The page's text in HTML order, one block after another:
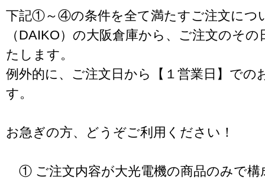
下記①～④の条件を全て満たすご注文につ
（DAIKO）の大阪倉庫から、ご注文のそ
たします。
例外的に、ご注文日から【１営業日】での
す。
お急ぎの方、どうぞご利用ください！
① ご注文内容が大光電機の商品のみで構